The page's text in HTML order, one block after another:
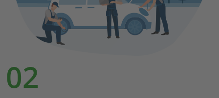
02